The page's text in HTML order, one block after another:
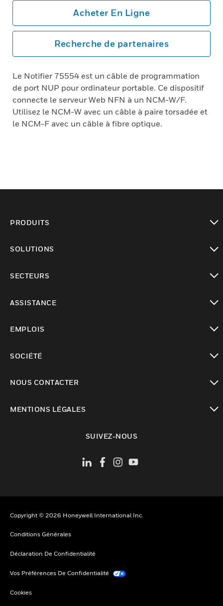
Acheter En Ligne
Recherche de partenaires
Le Notifier 75554 est un câble de programmation
de port NUP pour ordinateur portable. Ce dispositif
connecte le serveur Web NFN à un NCM-W/F.
Utilisez le NCM-W avec un câble à paire torsadée et
le NCM-F avec un câble à fibre optique.
PRODUITS
SOLUTIONS
SECTEURS
ASSISTANCE
EMPLOIS
SOCIÉTÉ
NOUS CONTACTER
MENTIONS LÉGALES
SUIVEZ-NOUS
Copyright © 2026 Honeywell International Inc.
Conditions Générales
Déclaration De Confidentialité
Vos Préférences De Confidentialité
Cookies